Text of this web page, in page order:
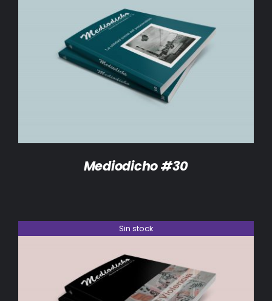
DETALLES
Mediodicho #30
Sin stock